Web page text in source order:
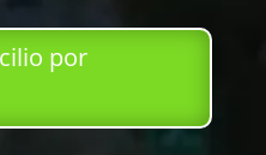
por